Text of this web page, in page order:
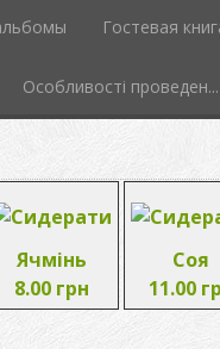
Гостевая
Особливості проведен...
Ячмінь
8.00 грн
Соя
11.00